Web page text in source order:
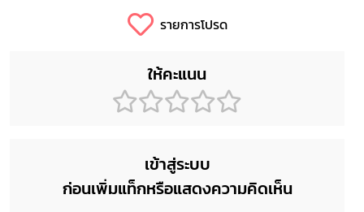
รายการโปรด
ให้คะแนน
เข้าสู่ระบบ
ก่อนเพิ่มแท็กหรือแสดงความคิดเห็น